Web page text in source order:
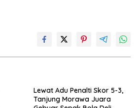
Lewat Adu Penalti Skor 5-3,
Tanjung Morawa Juara